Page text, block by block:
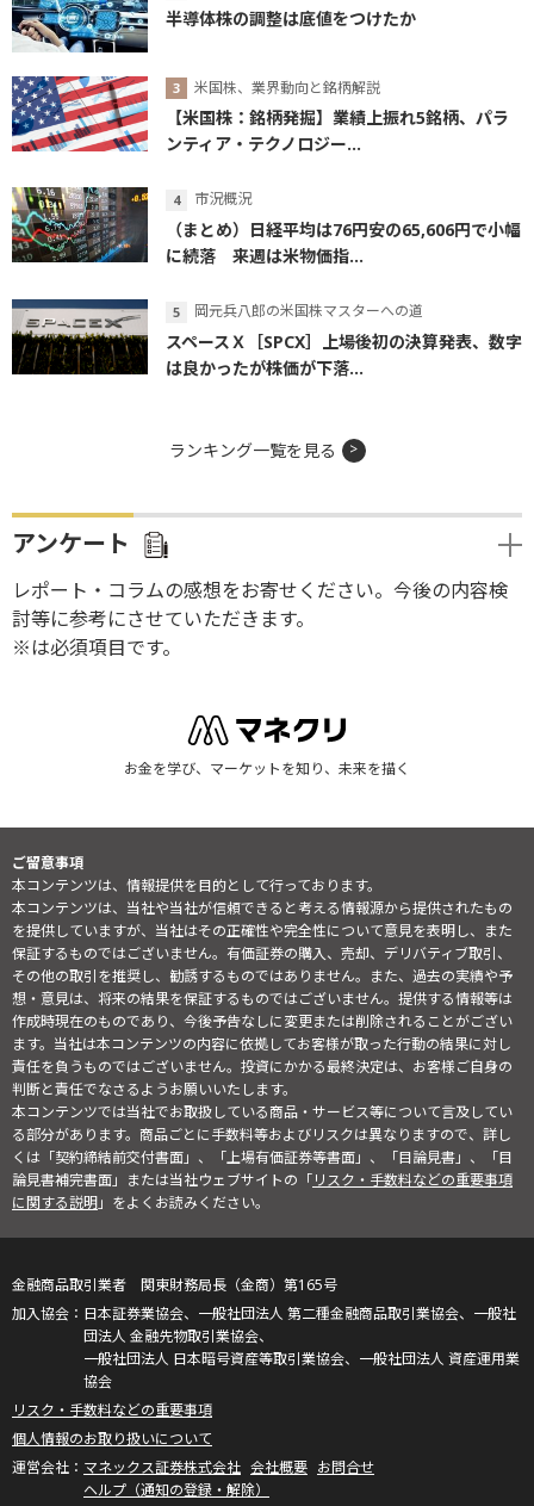
半導体株の調整は底値をつけたか
米国株、業界動向と銘柄解説
【米国株：銘柄発掘】業績上振れ5銘柄、パラ
ンティア・テクノロジー...
市況概況
（まとめ）日経平均は76円安の65,606円で小幅
に続落 来週は米物価指...
岡元兵八郎の米国株マスターへの道
スペースＸ［SPCX］上場後初の決算発表、数字
は良かったが株価が下落...
ランキング一覧を見る
アンケート
レポート・コラムの感想をお寄せください。今後の内容検
討等に参考にさせていただきます。
※は必須項目です。
お金を学び、マーケットを知り、未来を描く
ご留意事項
本コンテンツは、情報提供を目的として行っております。
本コンテンツは、当社や当社が信頼できると考える情報源から提供されたもの
を提供していますが、当社はその正確性や完全性について意見を表明し、また
保証するものではございません。有価証券の購入、売却、デリバティブ取引、
その他の取引を推奨し、勧誘するものではありません。また、過去の実績や予
想・意見は、将来の結果を保証するものではございません。提供する情報等は
作成時現在のものであり、今後予告なしに変更または削除されることがござい
ます。当社は本コンテンツの内容に依拠してお客様が取った行動の結果に対し
責任を負うものではございません。投資にかかる最終決定は、お客様ご自身の
判断と責任でなさるようお願いいたします。
本コンテンツでは当社でお取扱している商品・サービス等について言及してい
る部分があります。商品ごとに手数料等およびリスクは異なりますので、詳し
くは「契約締結前交付書面」、「上場有価証券等書面」、「目論見書」、「目
論見書補完書面」または当社ウェブサイトの「リスク・手数料などの重要事項
に関する説明」をよくお読みください。
金融商品取引業者 関東財務局長（金商）第165号
日本証券業協会、一般社団法人 第二種金融商品取引業協会、一般社
団法人 金融先物取引業協会、
一般社団法人 日本暗号資産等取引業協会、一般社団法人 資産運用業
協会
リスク・手数料などの重要事項
個人情報のお取り扱いについて
マネックス証券株式会社 会社概要 お問合せ
ヘルプ（通知の登録・解除）